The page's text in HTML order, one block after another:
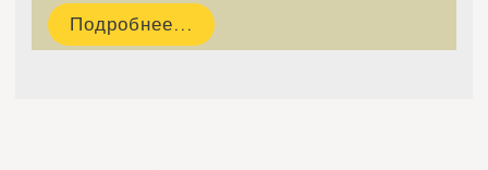
Подробнее...